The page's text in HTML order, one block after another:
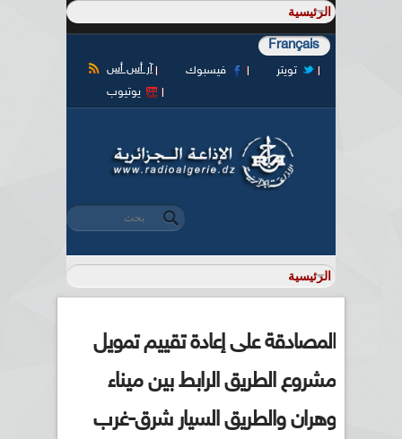
Français
آر أس أس فيسبوك
تويتر
يوتيوب
استمارة البحث
‏بحث ‏
المصادقة على إعادة تقييم تمويل
مشروع الطريق الرابط بين ميناء
وهران والطريق السيار شرق-غرب